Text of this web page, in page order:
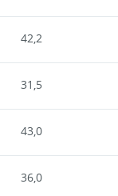
42,2
31,5
43,0
36,0